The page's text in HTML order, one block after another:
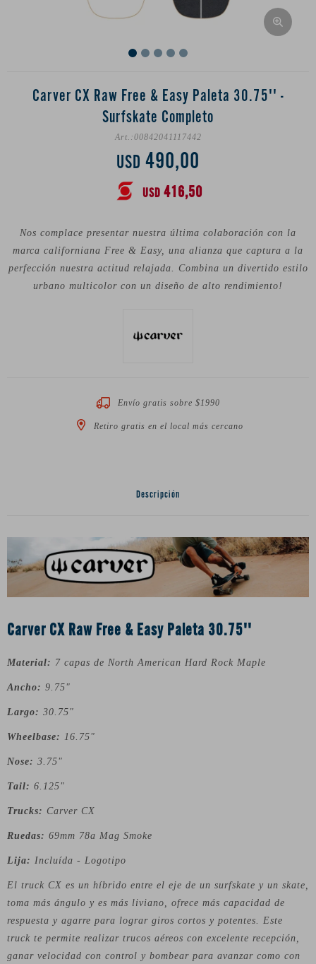
Carver CX Raw Free & Easy Paleta 30.75'' -
Surfskate Completo
00842041117442
USD 490,00
USD 416,50
Nos complace presentar nuestra última colaboración con la
marca californiana Free & Easy, una alianza que captura a la
perfección nuestra actitud relajada. Combina un divertido estilo
urbano multicolor con un diseño de alto rendimiento!
Envío gratis sobre $1990
Retiro gratis en el local más cercano
Descripción
Carver CX Raw Free & Easy Paleta 30.75''
Material: 7 capas de North American Hard Rock Maple
Ancho: 9.75"
Largo: 30.75"
Wheelbase: 16.75"
Nose: 3.75"
Tail: 6.125"
Trucks: Carver CX
Ruedas: 69mm 78a Mag Smoke
Lija: Incluída - Logotipo
El truck CX es un híbrido entre el eje de un surfskate y un skate,
toma más ángulo y es más liviano, ofrece más capacidad de
respuesta y agarre para lograr giros cortos y potentes. Este
truck te permite realizar trucos aéreos con excelente recepción,
ganar velocidad con control y bombear para avanzar como con